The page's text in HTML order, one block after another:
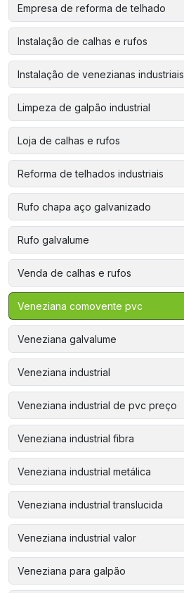
Empresa de reforma de telhado
Instalação de calhas e rufos
Instalação de venezianas industriais
Limpeza de galpão industrial
Loja de calhas e rufos
Reforma de telhados industriais
Rufo chapa aço galvanizado
Rufo galvalume
Venda de calhas e rufos
Veneziana comovente pvc
Veneziana galvalume
Veneziana industrial
Veneziana industrial de pvc preço
Veneziana industrial fibra
Veneziana industrial metálica
Veneziana industrial translucida
Veneziana industrial valor
Veneziana para galpão